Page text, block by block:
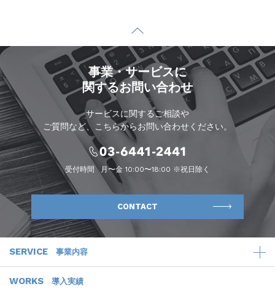
事業・サービスに
関するお問い合わせ
サービスに関するご相談や
ご質問など、こちらからお問い合わせください。
受付時間 月〜金 10:00〜18:00 ※祝日除く
CONTACT
SERVICE 事業内容
WORKS 導入実績